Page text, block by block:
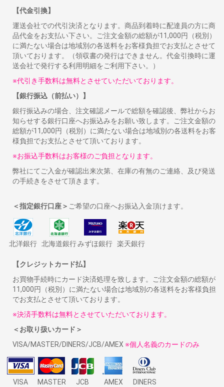
【代金引換】
運送会社での代引決済となります。商品到着時に配達員の方に商
品代金をお支払い下さい。ご注文金額の総額が11,000円（税別）
に満たない場合は地域別の各送料をお客様負担でお支払とさせて
頂いております。（領収書の発行はできません。代金引換時に運
送会社で発行する利用明細をご利用下さい。）
※代引き手数料は無料とさせていただいております。
【銀行振込（前払い）】
銀行振込みの場合、注文確認メールで総額を確認後、弊社からお
知らせする銀行口座へお振込みをお願い致します。ご注文金額の
総額が11,000円（税別）に満たない場合は地域別の各送料をお客
様負担でお支払とさせて頂いております。
※お振込手数料はお客様のご負担となります。
弊社にてご入金が確認出来次第、在庫の有無のご連絡、及び発送
の手続きをさせて頂きます。
＜指定銀行口座＞ ご希望の口座へお振込入金頂けます。
北洋銀行 北海道銀行みずほ銀行 楽天銀行
【クレジットカード払】
お買物手続時にカード決済処理を致します。ご注文金額の総額が
11,000円（税別）に満たない場合は地域別の各送料をお客様負担
でお支払とさせて頂いております。
※決済手数料は無料とさせていただいております。
＜お取り扱いカード＞
VISA/MASTER/DINERS/JCB/AMEX ※個人名義のカードのみ
VISA MASTER JCB AMEX DINERS